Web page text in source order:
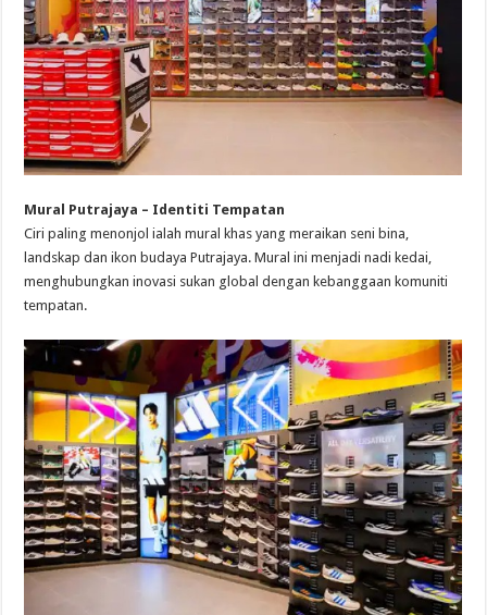
Mural Putrajaya – Identiti Tempatan
Ciri paling menonjol ialah mural khas yang meraikan seni bina,
landskap dan ikon budaya Putrajaya. Mural ini menjadi nadi kedai,
menghubungkan inovasi sukan global dengan kebanggaan komuniti
tempatan.